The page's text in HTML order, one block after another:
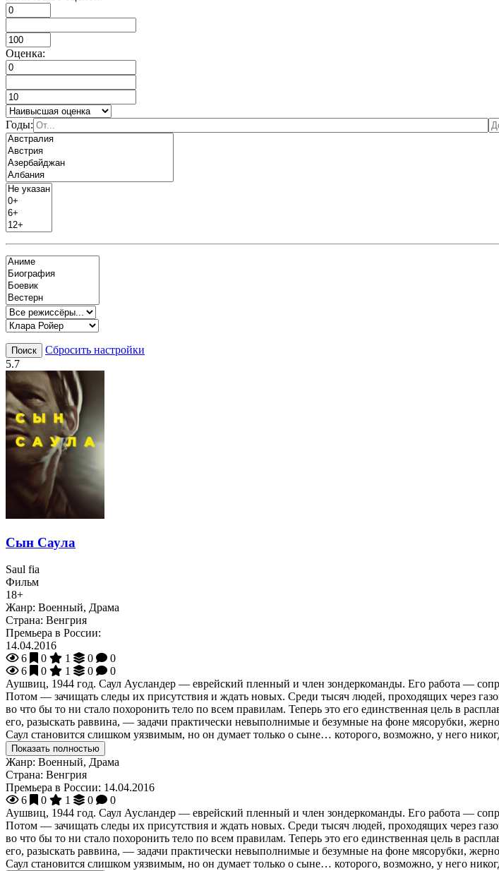
Оценка:
Годы:
Поиск
Сбросить настройки
5.7
Сын Саула
Saul fia
Фильм
18+
Жанр: Военный, Драма
Страна: Венгрия
Премьера в России:
14.04.2016
6
0 1 0
0
6
0 1 0
0
Аушвиц, 1944 год. Саул Аусландер — еврейский пленный и член зондеркоманды. Его работа —
Потом — зачищать следы их присутствия и ждать новых. Среди тысяч людей, проходящих через
во что бы то ни стало похоронить тело по всем правилам. Теперь это его единственная цель в
его, разыскать раввина, — задачи практически невыполнимые и безумные на фоне мясорубки,
Саул становится слишком уязвимым, но он думает только о сыне… которого, возможно, у него
Показать полностью
Жанр: Военный, Драма
Страна: Венгрия
Премьера в России: 14.04.2016
6
0 1 0
0
Аушвиц, 1944 год. Саул Аусландер — еврейский пленный и член зондеркоманды. Его работа —
Потом — зачищать следы их присутствия и ждать новых. Среди тысяч людей, проходящих через
во что бы то ни стало похоронить тело по всем правилам. Теперь это его единственная цель в
его, разыскать раввина, — задачи практически невыполнимые и безумные на фоне мясорубки,
Саул становится слишком уязвимым, но он думает только о сыне… которого, возможно, у него